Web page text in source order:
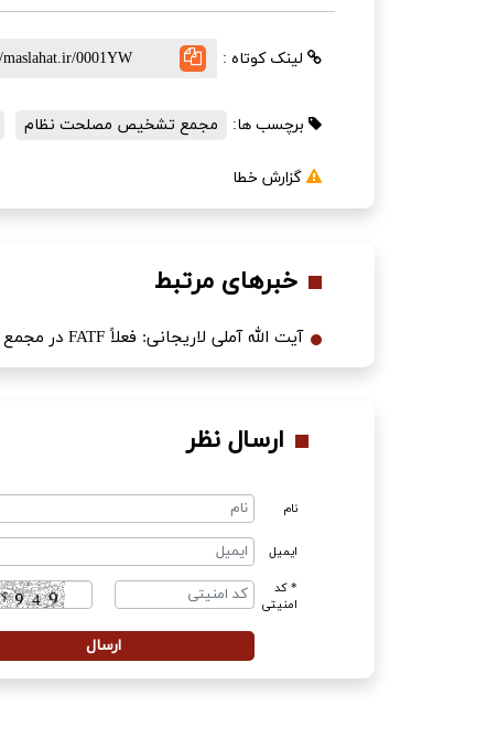
لینک کوتاه :
برچسب ها: مجمع تشخیص مصلحت نظام
گزارش خطا
خبرهای مرتبط
آیت الله آملی لاریجانی: فعلاً FATF در مجمع تشخیص قابل بررسی نیست
ارسال نظر
نام
ایمیل
* کد
امنیتی